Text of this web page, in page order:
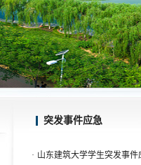
突发事件应急
· 山东建筑大学学生突发事件